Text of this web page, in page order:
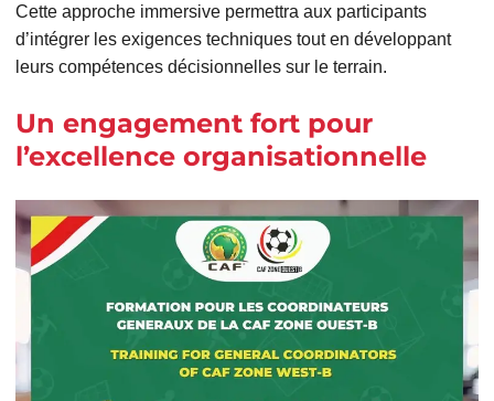
Cette approche immersive permettra aux participants
d’intégrer les exigences techniques tout en développant
leurs compétences décisionnelles sur le terrain.
Un engagement fort pour
l’excellence organisationnelle